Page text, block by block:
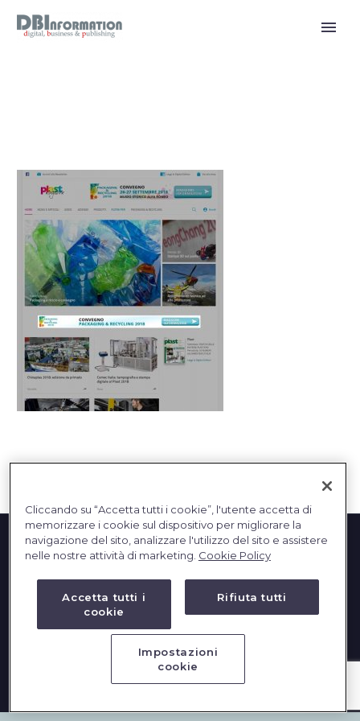
English
2023 © DBInformation SPA - Partita IVA: 09293820156
PRIVACY|COOKIES
Cliccando su “Accetta tutti i cookie”, l'utente accetta di
memorizzare i cookie sul dispositivo per migliorare la
navigazione del sito, analizzare l'utilizzo del sito e assistere
nelle nostre attività di marketing. Cookie Policy
Accetta tutti i
cookie
Rifiuta tutti
Impostazioni
cookie